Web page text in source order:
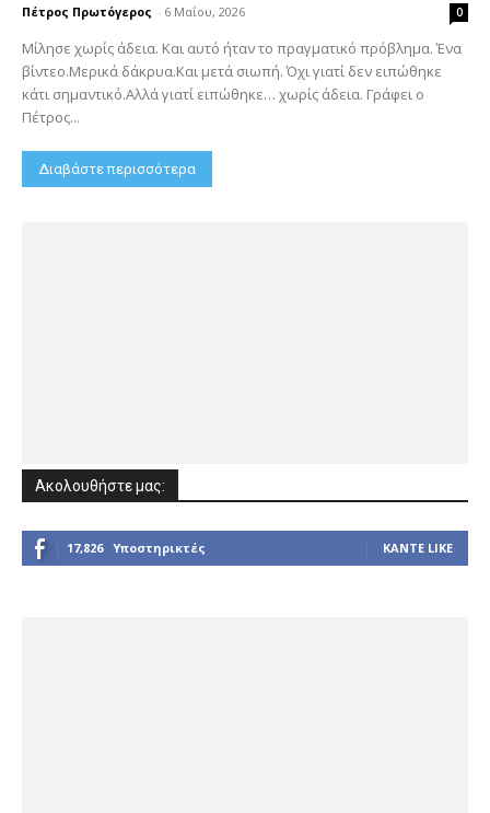
Πέτρος Πρωτόγερος - 6 Μαΐου, 2026 0
Μίλησε χωρίς άδεια. Και αυτό ήταν το πραγματικό πρόβλημα. Ένα
βίντεο.Μερικά δάκρυα.Και μετά σιωπή. Όχι γιατί δεν ειπώθηκε
κάτι σημαντικό.Αλλά γιατί ειπώθηκε… χωρίς άδεια. Γράφει ο
Πέτρος...
Διαβάστε περισσότερα
Ακολουθήστε μας:
17,826 Υποστηρικτές ΚΆΝΤΕ LIKE